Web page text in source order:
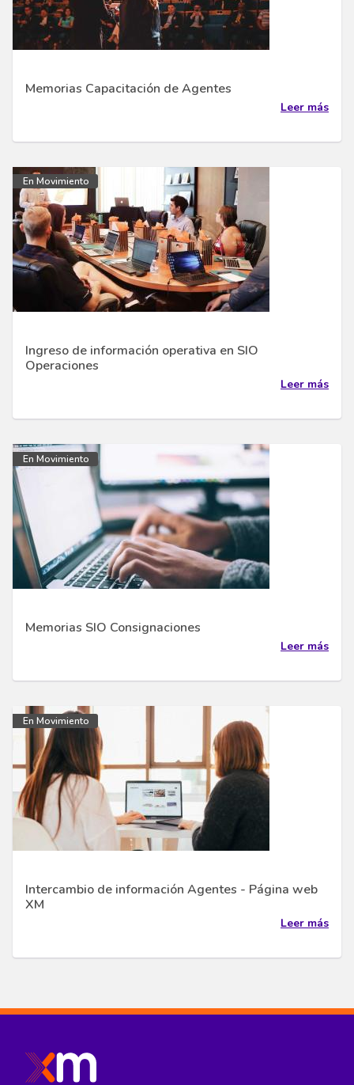
Memorias Capacitación de Agentes
Leer más
En Movimiento
Ingreso de información operativa en SIO
Operaciones
Leer más
En Movimiento
Memorias SIO Consignaciones
Leer más
En Movimiento
Intercambio de información Agentes - Página web
XM
Leer más